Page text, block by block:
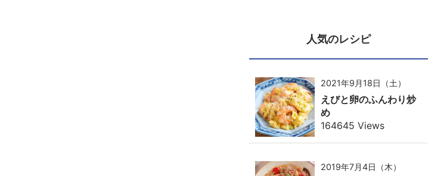
人気のレシピ
2021年9月18日（土）
えびと卵のふんわり炒
め
164645 Views
2019年7月4日（木）